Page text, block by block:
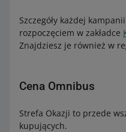
Szczegóły każdej
rozpoczęciem w zakładce
Znajdziesz je również w
Cena Omnibus
Strefa Okazji to przede
kupujących.